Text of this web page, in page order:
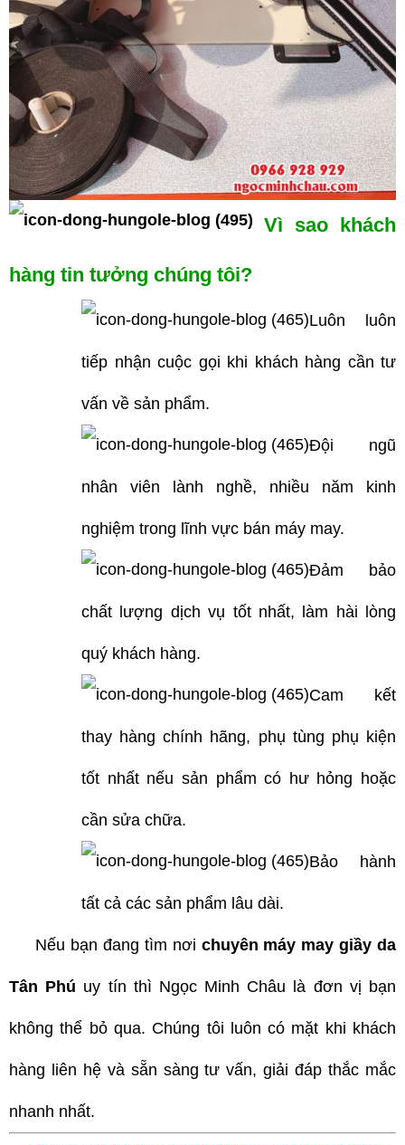
Vì sao khách
hàng tin tưởng chúng tôi?
Luôn luôn
tiếp nhận cuộc gọi khi khách hàng cần tư
vấn về sản phẩm.
Đội ngũ
nhân viên lành nghề, nhiều năm kinh
nghiệm trong lĩnh vực bán máy may.
Đảm bảo
chất lượng dịch vụ tốt nhất, làm hài lòng
quý khách hàng.
Cam kết
thay hàng chính hãng, phụ tùng phụ kiện
tốt nhất nếu sản phẩm có hư hỏng hoặc
cần sửa chữa.
Bảo hành
tất cả các sản phẩm lâu dài.
Nếu bạn đang tìm nơi chuyên máy may giầy da
Tân Phú uy tín thì Ngọc Minh Châu là đơn vị bạn
không thể bỏ qua. Chúng tôi luôn có mặt khi khách
hàng liên hệ và sẵn sàng tư vấn, giải đáp thắc mắc
nhanh nhất.